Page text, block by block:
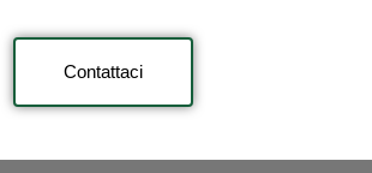
Contattaci